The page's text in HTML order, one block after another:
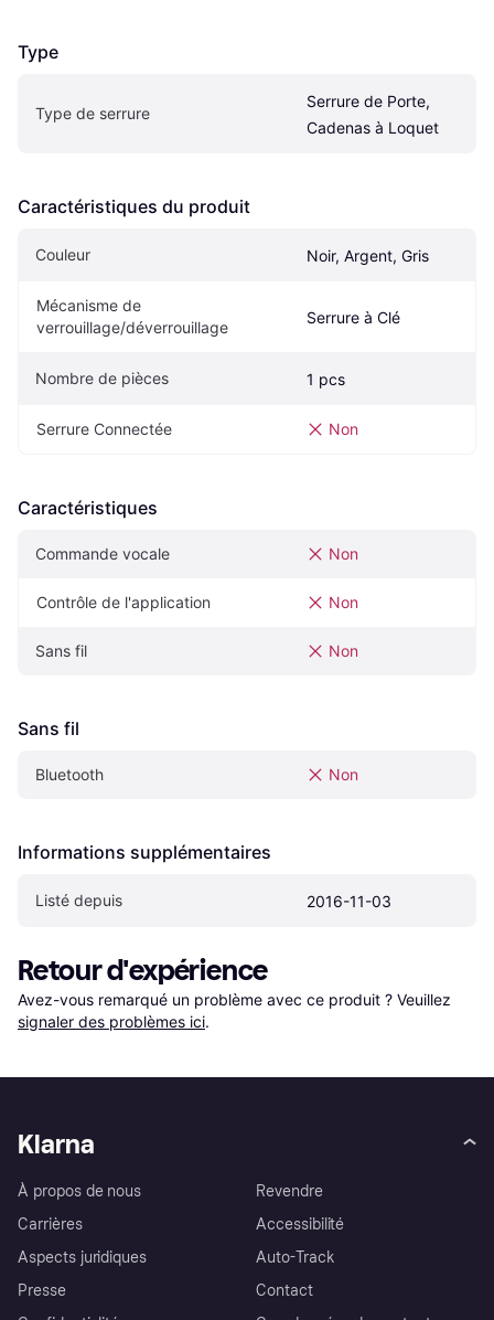
Type
Type de serrure
Serrure de Porte,
Cadenas à Loquet
Caractéristiques du produit
Couleur Noir, Argent, Gris
Mécanisme de
verrouillage/déverrouillage
Serrure à Clé
Nombre de pièces 1 pcs
Serrure Connectée Non
Caractéristiques
Commande vocale Non
Contrôle de l'application Non
Sans fil Non
Sans fil
Bluetooth Non
Informations supplémentaires
Listé depuis 2016-11-03
Retour d'expérience
Avez-vous remarqué un problème avec ce produit ? Veuillez
signaler des problèmes ici.
Klarna
À propos de nous
Carrières
Aspects juridiques
Presse
Revendre
Accessibilité
Auto-Track
Contact